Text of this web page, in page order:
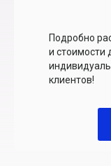
Подробно
и стоимости
клиентов!